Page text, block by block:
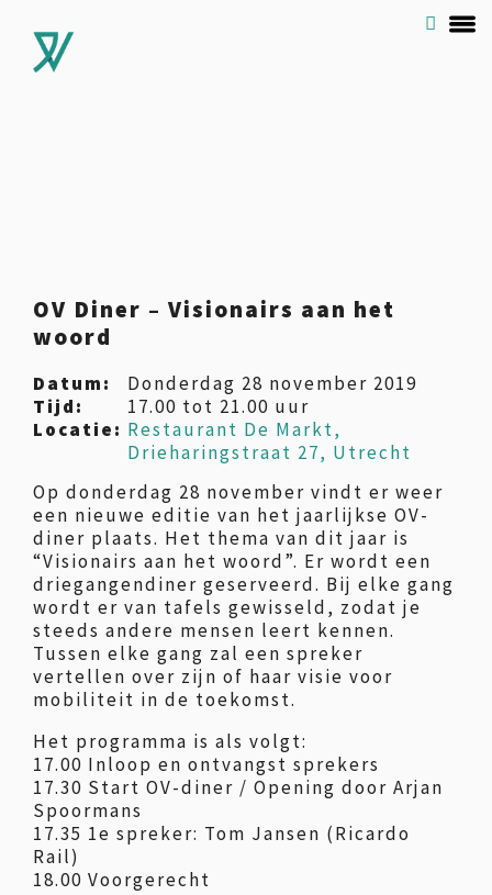
OV Diner – Visionairs aan het
woord
Datum:
Donderdag 28 november 2019
Tijd:
17.00 tot 21.00 uur
Locatie: Restaurant De Markt,
Drieharingstraat 27, Utrecht
Op donderdag 28 november vindt er weer
een nieuwe editie van het jaarlijkse OV-
diner plaats. Het thema van dit jaar is
“Visionairs aan het woord”. Er wordt een
driegangendiner geserveerd. Bij elke gang
wordt er van tafels gewisseld, zodat je
steeds andere mensen leert kennen.
Tussen elke gang zal een spreker
vertellen over zijn of haar visie voor
mobiliteit in de toekomst.
Het programma is als volgt:
17.00 Inloop en ontvangst sprekers
17.30 Start OV-diner / Opening door Arjan
Spoormans
17.35 1e spreker: Tom Jansen (Ricardo
Rail)
18.00 Voorgerecht